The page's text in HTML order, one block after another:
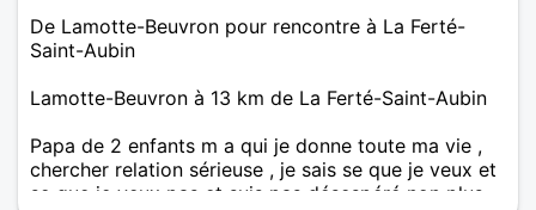
De Lamotte-Beuvron pour rencontre à La Ferté-
Saint-Aubin
Lamotte-Beuvron à 13 km de La Ferté-Saint-Aubin
Papa de 2 enfants m a qui je donne toute ma vie ,
chercher relation sérieuse , je sais se que je veux et
se que je veux pas et suis pas désespéré non plus